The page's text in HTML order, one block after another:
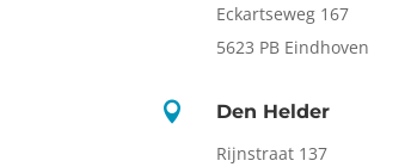
Eckartseweg 167
5623 PB Eindhoven

Den Helder
Rijnstraat 137